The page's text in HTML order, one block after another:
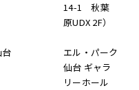
14-1 秋葉
原UDX 2F）
エル・パーク
仙台 ギャラ
リーホール